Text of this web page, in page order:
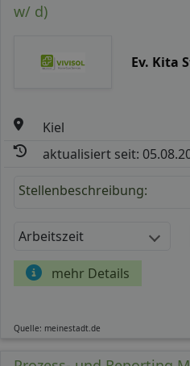
w/ d)
Ev. Kita
Kiel
aktualisiert seit:
Stellenbeschreibung:
Arbeitszeit
mehr Details
Quelle: meinestadt.de